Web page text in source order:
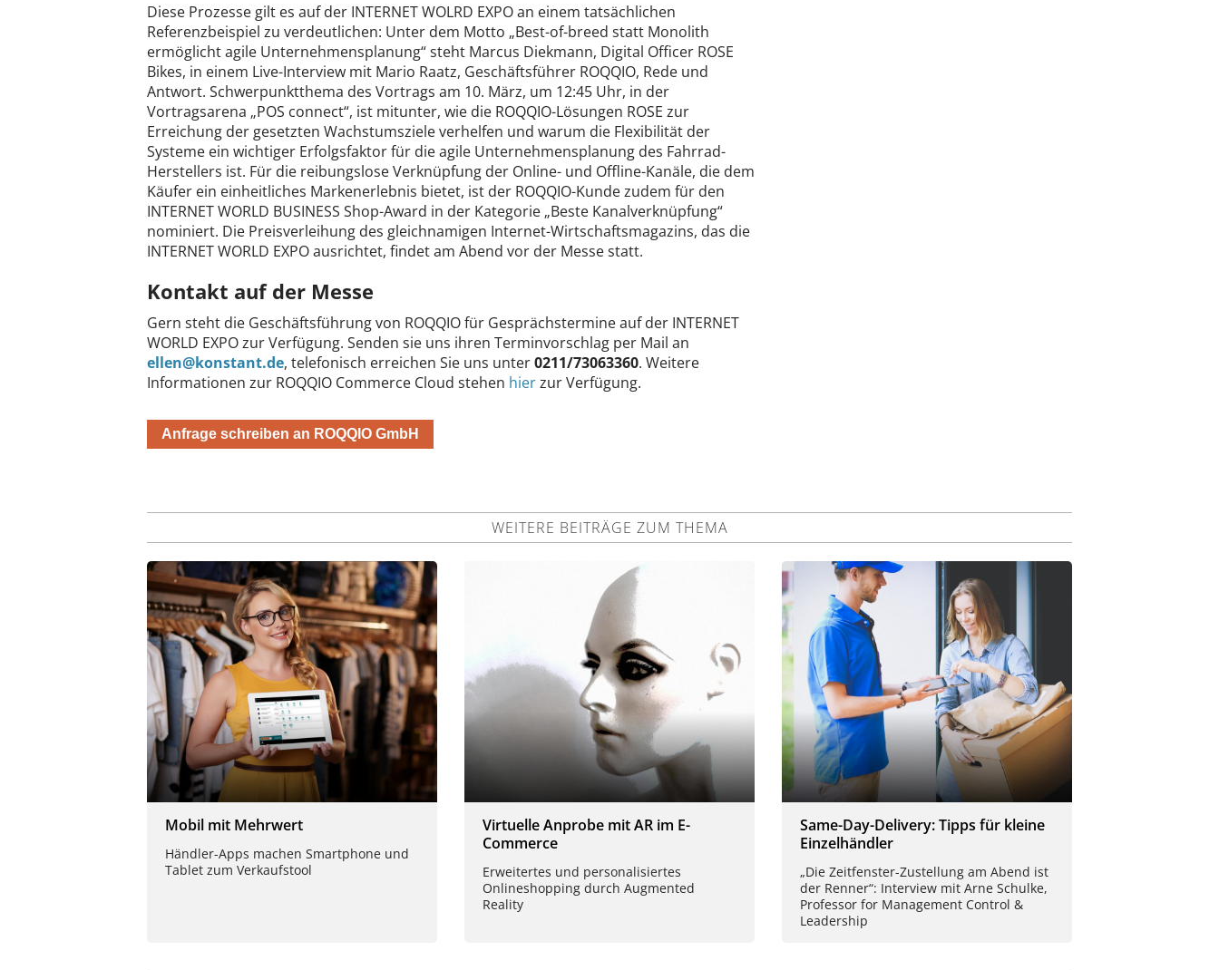
Diese Prozesse gilt es auf der INTERNET WOLRD EXPO an einem tatsächlichen
Referenzbeispiel zu verdeutlichen: Unter dem Motto „Best-of-breed statt Monolith
ermöglicht agile Unternehmensplanung“ steht Marcus Diekmann, Digital Officer ROSE
Bikes, in einem Live-Interview mit Mario Raatz, Geschäftsführer ROQQIO, Rede und
Antwort. Schwerpunktthema des Vortrags am 10. März, um 12:45 Uhr, in der
Vortragsarena „POS connect“, ist mitunter, wie die ROQQIO-Lösungen ROSE zur
Erreichung der gesetzten Wachstumsziele verhelfen und warum die Flexibilität der
Systeme ein wichtiger Erfolgsfaktor für die agile Unternehmensplanung des Fahrrad-
Herstellers ist. Für die reibungslose Verknüpfung der Online- und Offline-Kanäle, die dem
Käufer ein einheitliches Markenerlebnis bietet, ist der ROQQIO-Kunde zudem für den
INTERNET WORLD BUSINESS Shop-Award in der Kategorie „Beste Kanalverknüpfung“
nominiert. Die Preisverleihung des gleichnamigen Internet-Wirtschaftsmagazins, das die
INTERNET WORLD EXPO ausrichtet, findet am Abend vor der Messe statt.
Kontakt auf der Messe
Gern steht die Geschäftsführung von ROQQIO für Gesprächstermine auf der INTERNET
WORLD EXPO zur Verfügung. Senden sie uns ihren Terminvorschlag per Mail an
ellen@konstant.de, telefonisch erreichen Sie uns unter0211/73063360. Weitere
Informationen zur ROQQIO Commerce Cloud stehen hierzur Verfügung.
Anfrage schreiben an ROQQIO GmbH
WEITERE BEITRÄGE ZUM THEMA
Mobil mit Mehrwert
Händler-Apps machen Smartphone und
Tablet zum Verkaufstool
Virtuelle Anprobe mit AR im E-
Commerce
Erweitertes und personalisiertes
Onlineshopping durch Augmented
Reality
Same-Day-Delivery: Tipps für kleine
Einzelhändler
„Die Zeitfenster-Zustellung am Abend ist
der Renner“: Interview mit Arne Schulke,
Professor for Management Control &
Leadership